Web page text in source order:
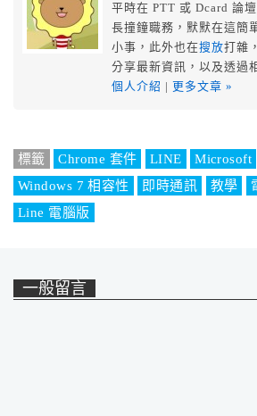
平時在 PTT 或 Dcard 論
長撞鐘職務，默默在這簡
小事，此外也在搜放打雜
分享最新資訊，以及透過
個人介紹 | 更多文章 »
標籤 Chrome 套件 LINE Microsoft
Windows 7 相容性
即時通訊 教學
Line 電腦版
一般留言